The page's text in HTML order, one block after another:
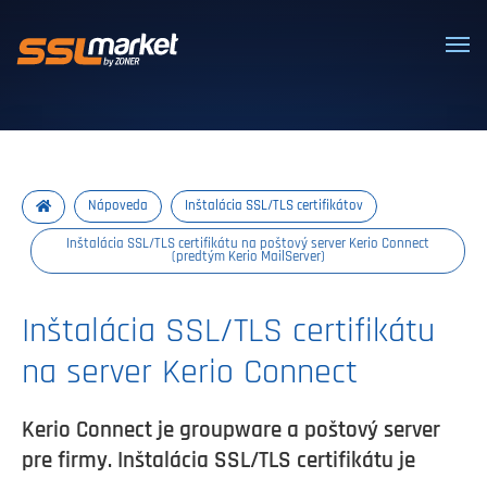
Dôveryhodné SSL/TLS certifikáty
Nápoveda Inštalácia SSL/TLS certifikátov
Inštalácia SSL/TLS certifikátu na poštový server Kerio Connect
(predtým Kerio MailServer)
Inštalácia SSL/TLS certifikátu
na server Kerio Connect
Kerio Connect je groupware a poštový server
pre firmy. Inštalácia SSL/TLS certifikátu je